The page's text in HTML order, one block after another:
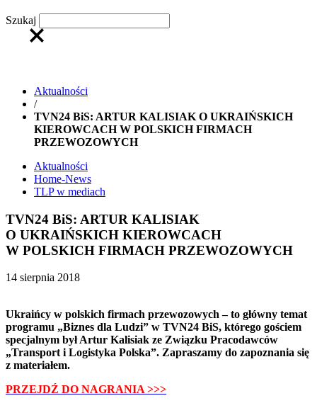
Szukaj
Aktualności
/
TVN24 BiS: ARTUR KALISIAK O UKRAIŃSKICH
KIEROWCACH W POLSKICH FIRMACH
PRZEWOZOWYCH
Aktualności
Home-News
TLP w mediach
TVN24 BiS: ARTUR KALISIAK
O UKRAIŃSKICH KIEROWCACH
W POLSKICH FIRMACH PRZEWOZOWYCH
14 sierpnia 2018
Ukraińcy w polskich firmach przewozowych – to główny temat
programu „Biznes dla Ludzi” w TVN24 BiS, którego gościem
specjalnym był Artur Kalisiak ze Związku Pracodawców
„Transport i Logistyka Polska”. Zapraszamy do zapoznania się
z materiałem.
PRZEJDŹ DO NAGRANIA >>>